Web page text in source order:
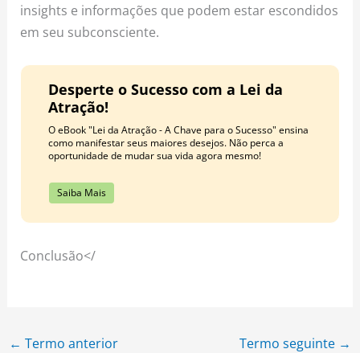
insights e informações que podem estar escondidos
em seu subconsciente.
Desperte o Sucesso com a Lei da
Atração!
O eBook "Lei da Atração - A Chave para o Sucesso" ensina
como manifestar seus maiores desejos. Não perca a
oportunidade de mudar sua vida agora mesmo!
Saiba Mais
Conclusão</
← Termo anterior Termo seguinte →